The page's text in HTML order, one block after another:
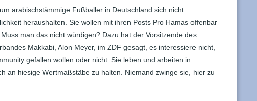
arabischstämmige Fußballer in Deutschland sich nicht
heraushalten. Sie wollen mit ihren Posts Pro Hamas offenbar
man das nicht würdigen? Dazu hat der Vorsitzende des
Makkabi, Alon Meyer, im ZDF gesagt, es interessiere nicht,
gefallen wollen oder nicht. Sie leben und arbeiten in
an hiesige Wertmaßstäbe zu halten. Niemand zwinge sie, hier zu